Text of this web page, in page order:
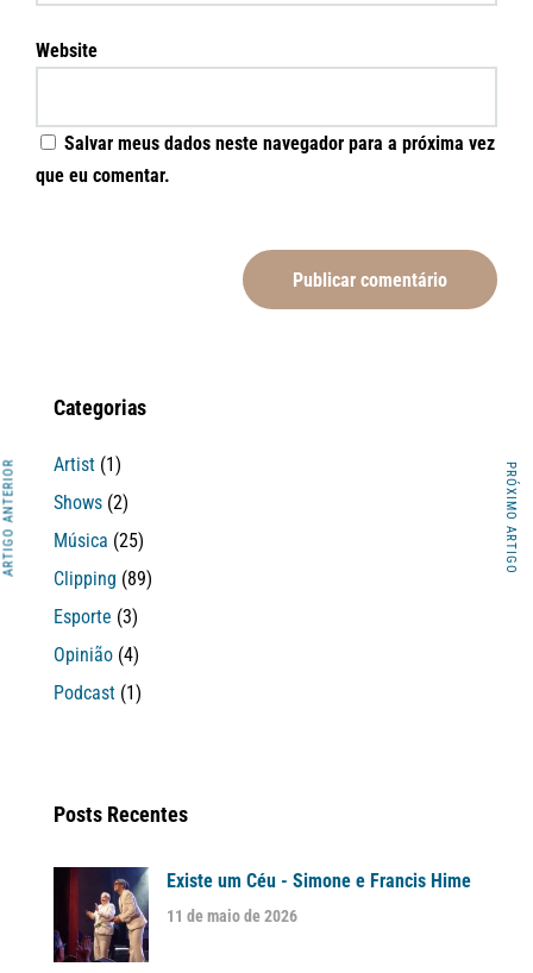
Website
Salvar meus dados neste navegador para a próxima vez
que eu comentar.
ARTIGO ANTERIOR PRÓXIMO ARTIGO
Categorias
Artist (1)
Shows (2)
Música (25)
Clipping (89)
Esporte (3)
Opinião (4)
Podcast (1)
Posts Recentes
Existe um Céu - Simone e Francis Hime
11 de maio de 2026